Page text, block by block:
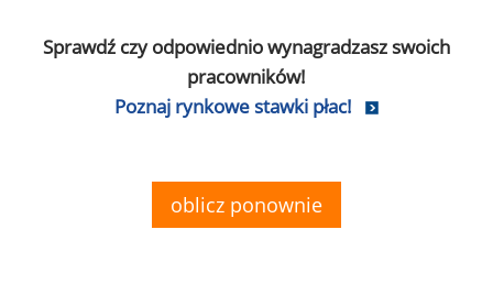
Sprawdź czy odpowiednio wynagradzasz swoich
pracowników!
Poznaj rynkowe stawki płac!
oblicz ponownie